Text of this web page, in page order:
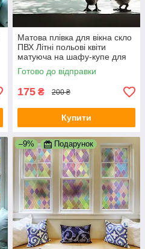
Матова плівка для вікна скло
ПВХ Літні польові квіти
матуюча на шафу-купе для
дзеркала 1000х500 мм
Готово до відправки
175 ₴ 200 ₴
Купити
–9% Подарунок